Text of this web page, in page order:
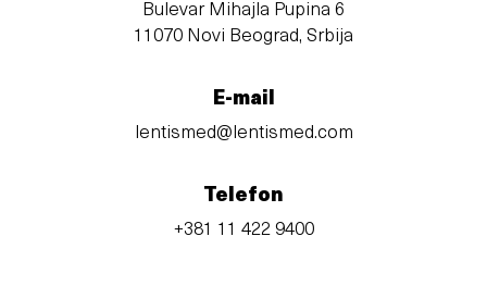
Bulevar Mihajla Pupina 6
11070 Novi Beograd, Srbija
E-mail
lentismed@lentismed.com
Telefon
+381 11 422 9400